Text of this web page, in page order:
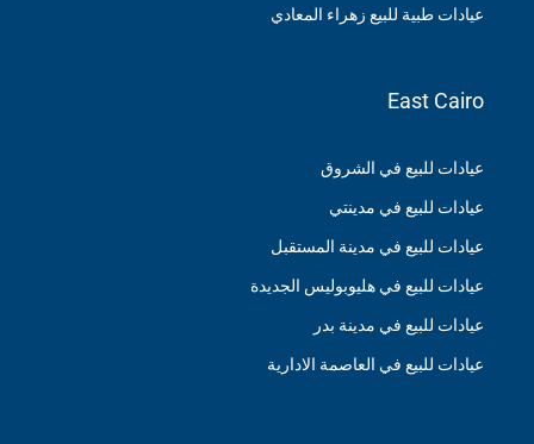
عيادات طبية للبيع زهراء المعادي
East Cairo
عيادات للبيع في الشروق
عيادات للبيع في مدينتي
عيادات للبيع في مدينة المستقبل
عيادات للبيع في هليوبوليس الجديدة
عيادات للبيع في مدينة بدر
عيادات للبيع في العاصمة الادارية